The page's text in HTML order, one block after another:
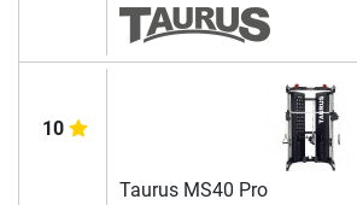
10
Taurus MS40 Pro